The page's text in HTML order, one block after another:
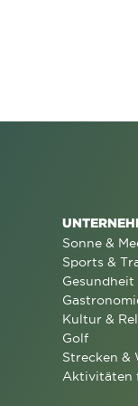
Sonne &
Sports &
Kultur &
Golf
Strecken &
Aktivitäten